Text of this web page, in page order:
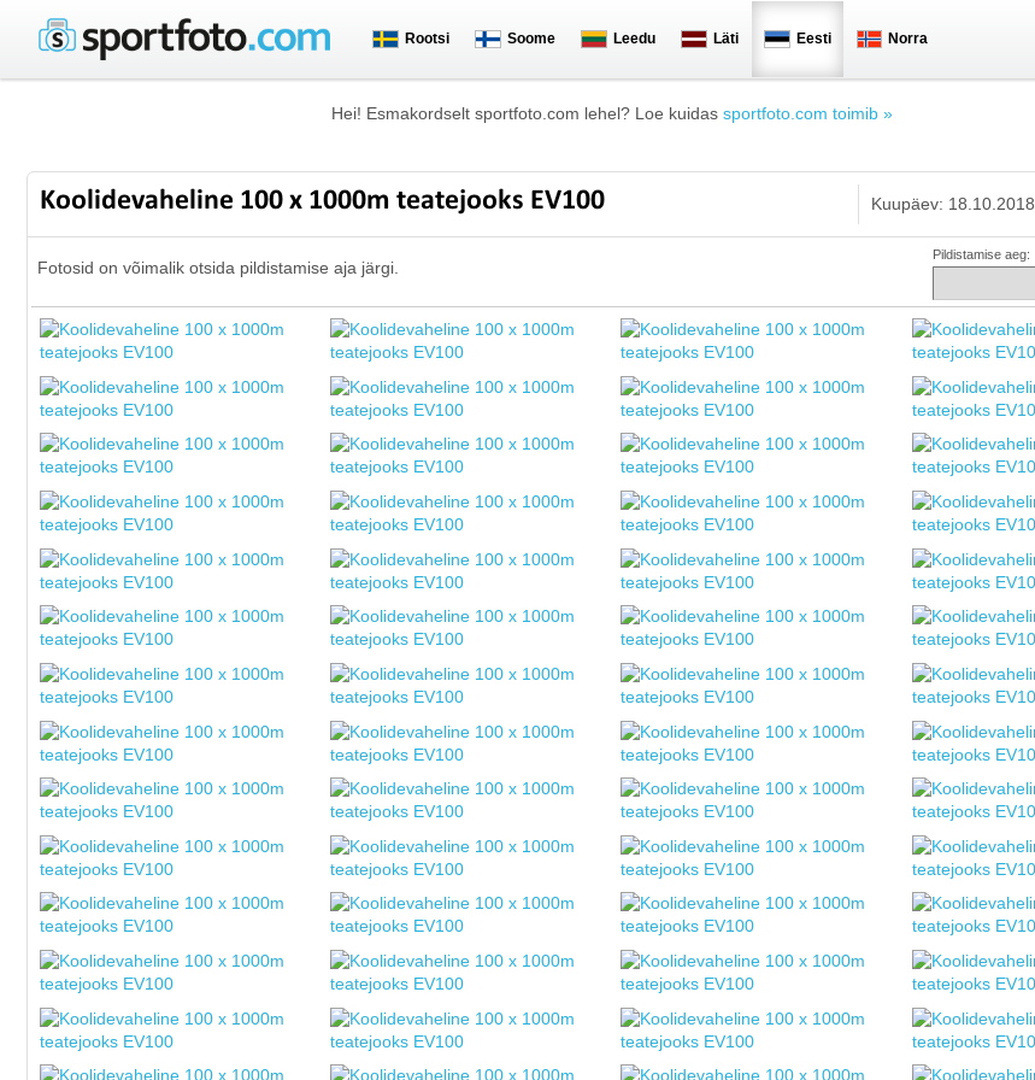
Rootsi Soome Leedu Läti Eesti Norra
Hei! Esmakordselt sportfoto.com lehel? Loe kuidas sportfoto.com toimib »
Koolidevaheline 100 x 1000m teatejooks EV100 Kuupäev: 18.10.2018
Fotosid on võimalik otsida pildistamise aja järgi.
Pildistamise aeg: